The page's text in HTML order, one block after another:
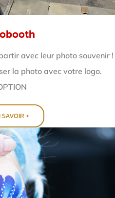
avec leur photo souvenir !
la photo avec votre logo.
SAVOIR +